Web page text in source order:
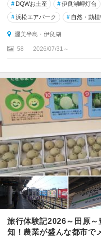
豊
田
・
戸
香
嵐
渓
岡
崎
三
河
安
城
・
谷
豊
橋
# DQWお土産 #伊良湖岬灯台
#浜松エアパーク # 自然・動植
渥美半島・伊良湖
58 2026/07/31～
旅行体験記2026～田原
知！農業が盛んな都市で